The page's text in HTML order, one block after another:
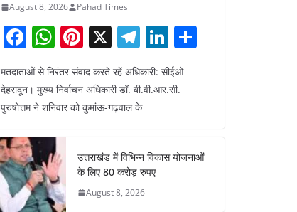
August 8, 2026 Pahad Times
F
a
c
e
o
o
k
W
h
at
s
p
p
Pi
er
e
X T
el
e
gr
m
Li
n
k
n
मतदाताओं से निरंतर संवाद करते रहें अधिकारी: सीईओ
देहरादून। मुख्य निर्वाचन अधिकारी डॉ. बी.वी.आर.सी.
पुरुषोत्तम ने शनिवार को कुमांऊ-गढ़वाल के
उत्तराखंड में विभिन्न विकास योजनाओं
के लिए 80 करोड़ रुपए
August 8, 2026